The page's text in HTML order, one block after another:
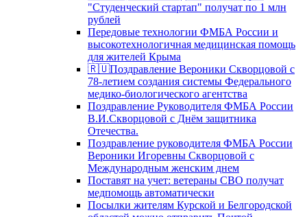
"Студенческий стартап" получат по 1 млн
рублей
Передовые технологии ФМБА России и
высокотехнологичная медицинская помощь
для жителей Крыма
🇷🇺Поздравление Вероники Скворцовой с
78-летием создания системы Федерального
медико-биологического агентства
Поздравление Руководителя ФМБА России
В.И.Скворцовой с Днём защитника
Отечества.
Поздравление руководителя ФМБА России
Вероники Игоревны Скворцовой с
Международным женским днем
Поставят на учет: ветераны СВО получат
медпомощь автоматически
Посылки жителям Курской и Белгородской